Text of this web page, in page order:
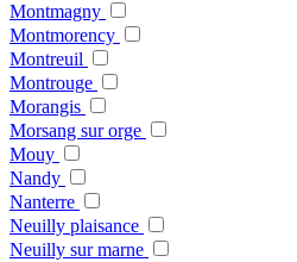
Montmagny
Montmorency
Montreuil
Montrouge
Morangis
Morsang sur orge
Mouy
Nandy
Nanterre
Neuilly plaisance
Neuilly sur marne